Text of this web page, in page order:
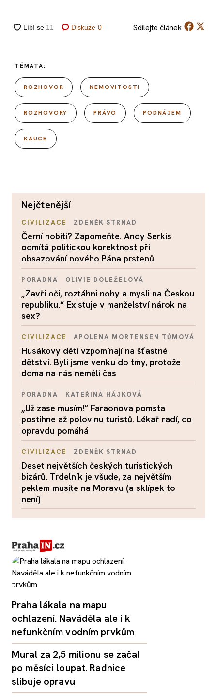
Diskuze 0 Sdílejte článek
TÉMATA:
ROZHOVOR NEMOVITOSTI
ROZHOVORY PRÁVO PODNÁJEM
KAUCE
nejčtenější
CIVILIZACE ZDENĚK STRNAD
Černí hobiti? Zapomeňte. Andy Serkis
odmítá politickou korektnost při
obsazování nového Pána prstenů
PORADNA OLIVIE DOLEŽELOVÁ
„Zavři oči, roztáhni nohy a mysli na Českou
republiku.“ Existuje v manželství nárok na
sex?
CIVILIZACE APOLENA MORTENSEN TŮMOVÁ
Husákovy děti vzpomínají na šťastné
dětství. Byli jsme venku do tmy, protože
doma na nás neměli čas
PORADNA KATEŘINA HÁJKOVÁ
„Už zase musím!“ Faraonova pomsta
postihne až polovinu turistů. Lékař radí, co
opravdu pomáhá
CIVILIZACE ZDENĚK STRNAD
Deset největších českých turistických
bizárů. Trdelník je všude, za největším
peklem musíte na Moravu (a sklípek to
není)
Praha lákala na mapu
ochlazení. Naváděla ale i k
nefunkčním vodním prvkům
Mural za 2,5 milionu se začal
po měsíci loupat. Radnice
slibuje opravu